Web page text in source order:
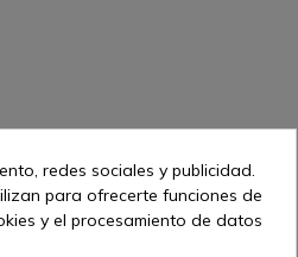
redes sociales y publicidad.
para ofrecerte funciones de
y el procesamiento de datos